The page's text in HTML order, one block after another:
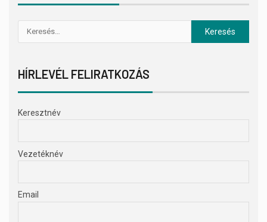
HÍRLEVÉL FELIRATKOZÁS
Keresztnév
Vezetéknév
Email